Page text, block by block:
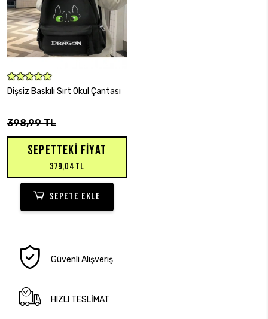
SEPETE EKLE
Dişsiz Baskılı Sırt Okul Çantası
398,99 TL
SEPETTEKI FIYAT
379,04 TL
SEPETE EKLE
Güvenli Alışveriş
HIZLI TESLİMAT